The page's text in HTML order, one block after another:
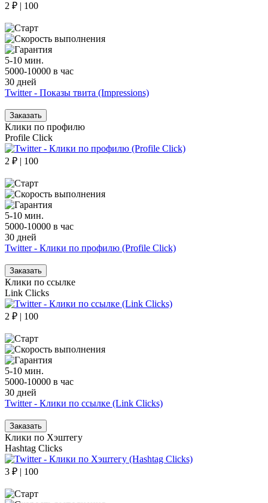
2 ₽ | 100
5-10 мин.
5000-10000 в час
30 дней
Twitter - Показы твита (Impressions)
Заказать
Клики по профилю
Profile Click
2 ₽ | 100
5-10 мин.
5000-10000 в час
30 дней
Twitter - Клики по профилю (Profile Click)
Заказать
Клики по ссылке
Link Clicks
2 ₽ | 100
5-10 мин.
5000-10000 в час
30 дней
Twitter - Клики по ссылке (Link Clicks)
Заказать
Клики по Хэштегу
Hashtag Clicks
3 ₽ | 100